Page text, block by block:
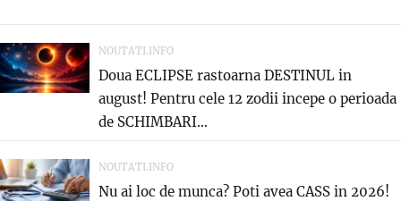
NOUTATI.INFO
Doua ECLIPSE rastoarna DESTINUL in
august! Pentru cele 12 zodii incepe o perioada
de SCHIMBARI...
NOUTATI.INFO
Nu ai loc de munca? Poti avea CASS in 2026!